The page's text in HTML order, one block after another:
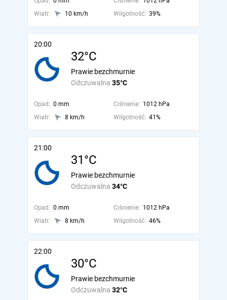
Wiatr:
10 km/h Wilgotność: 39%
20:00
32°C
Odczuwalna 35°C
Prawie bezchmurnie
Opad: 0 mm Ciśnienie: 1012 hPa
Wiatr:
8 km/h Wilgotność: 41%
21:00
31°C
Odczuwalna 34°C
Prawie bezchmurnie
Opad: 0 mm Ciśnienie: 1012 hPa
Wiatr:
8 km/h Wilgotność: 46%
22:00
30°C
Odczuwalna 32°C
Prawie bezchmurnie